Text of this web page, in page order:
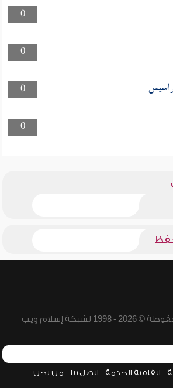
0
0
0
0
إسلام ويب
اتفاقية الخدمة اتصل بنا من نحن